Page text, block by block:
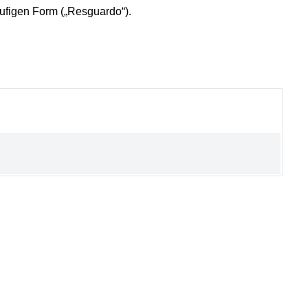
Form („Resguardo“).